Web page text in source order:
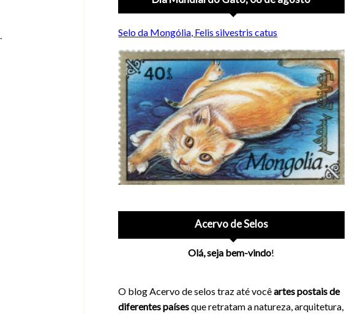
Selo da Mongólia, Felis silvestris catus
Acervo de Selos
Olá, seja bem-vindo!
O blog Acervo de selos traz até vocêartes postais de
diferentes paísesque retratam a natureza, arquitetura,